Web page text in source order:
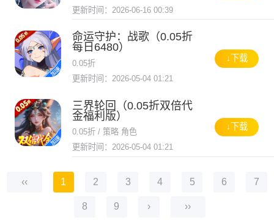
更新时间：2026-06-16 00:39
命运守护：战歌（0.05折
每日6480）
0.05折
更新时间：2026-05-04 01:21
↓下载
三界轮回（0.05折双倍代
金福利版）
0.05折 / 策略 角色
更新时间：2026-05-04 01:21
↓下载
‹‹ 1 2 3 4 5 6 7
8 9 › ››